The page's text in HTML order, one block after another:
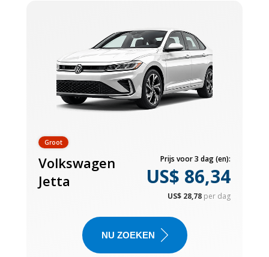
Groot
Volkswagen
Jetta
Prijs voor 3 dag (en):
US$ 86,34
US$ 28,78 per dag
NU ZOEKEN